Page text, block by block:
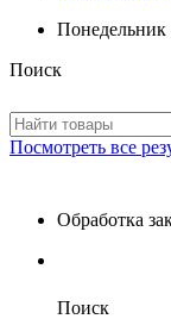
Поиск
Посмотреть все
Обработка
Поиск